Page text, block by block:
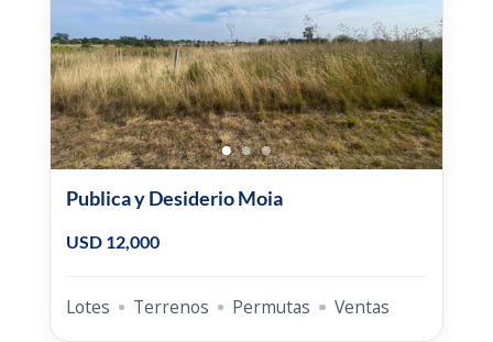
Publica y Desiderio Moia
USD 12,000
Lotes Terrenos Permutas Ventas